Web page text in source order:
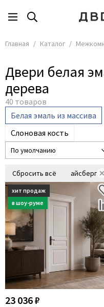
Межкомнатные двери
Все товары
По материалу
Все товары
Эмаль
Экошпон
Стеклянные двери
Двери из шпона
Глянцевые
Ламинированные
Крашеные
ПЭТ
Керамик
По цвету
Решения
По стоимости
Размеры
По стилю
По применению
Главная Каталог
Двери белая
дерева
Белая эмаль из массива
Слоновая кость
Сбросить всё айсберг
23 036 ₽